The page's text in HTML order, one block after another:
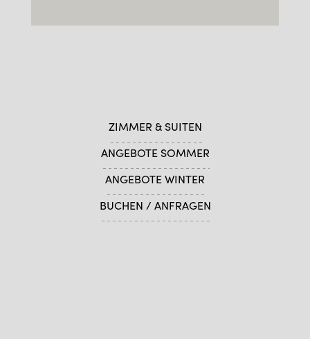
ZIMMER & SUITEN
ANGEBOTE SOMMER
ANGEBOTE WINTER
BUCHEN / ANFRAGEN